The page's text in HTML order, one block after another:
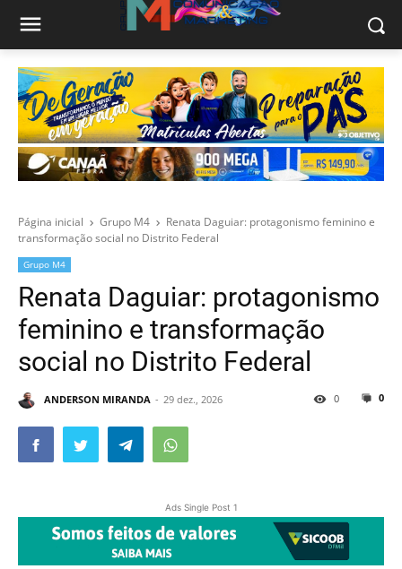
Página inicial Grupo M4
Renata Daguiar: protagonismo feminino e
transformação social no Distrito Federal
Grupo M4
Renata Daguiar: protagonismo
feminino e transformação
social no Distrito Federal
ANDERSON MIRANDA 29 dez., 2026 0
0
Ads Single Post 1